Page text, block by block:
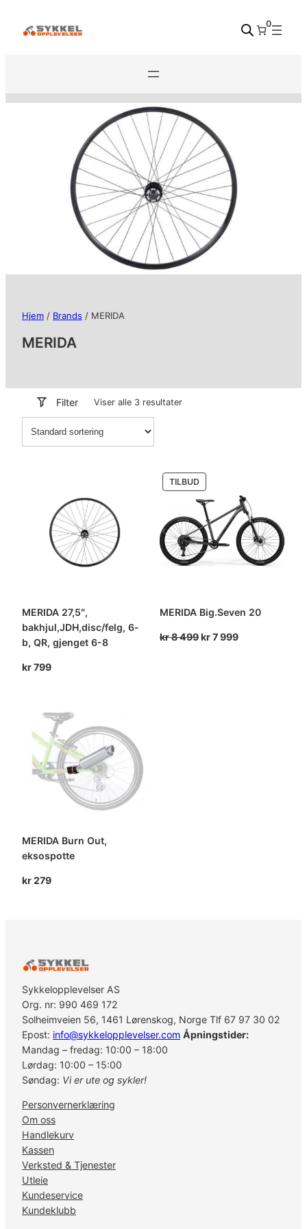
0
Hjem / Brands / MERIDA
MERIDA
Filter Viser alle 3 resultater
MERIDA 27,5″,
bakhjul,JDH,disc/felg, 6-
b, QR, gjenget 6-8
kr799
TILBUDPRODUKT
PÅ
SALG
MERIDA Big.Seven 20
kr8 499Opprinnelig
kr7 999Nåværende
MERIDA Burn Out,
eksospotte
kr279
Sykkelopplevelser AS
Org. nr: 990 469 172
Solheimveien 56, 1461 Lørenskog, Norge Tlf 67 97 30 02
Epost: info@sykkelopplevelser.com Åpningstider:
Mandag – fredag: 10:00 – 18:00
Lørdag: 10:00 – 15:00
Søndag: Vi er ute og sykler!
Personvernerklæring
Om oss
Handlekurv
Kassen
Verksted & Tjenester
Utleie
Kundeservice
Kundeklubb